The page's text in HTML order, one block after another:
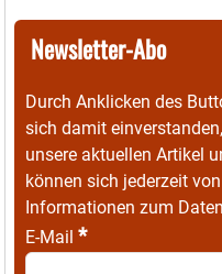
Newsletter-Abo
Durch Anklicken des
sich damit
unsere aktuellen Artikel
können sich jederzeit
Informationen zum
E-Mail *